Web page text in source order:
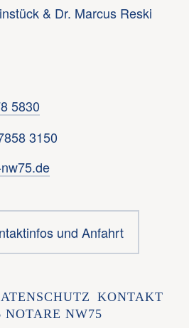
& Dr. Marcus Reski
5830
3150
und Anfahrt
NOTARE NW75
KONTAKT